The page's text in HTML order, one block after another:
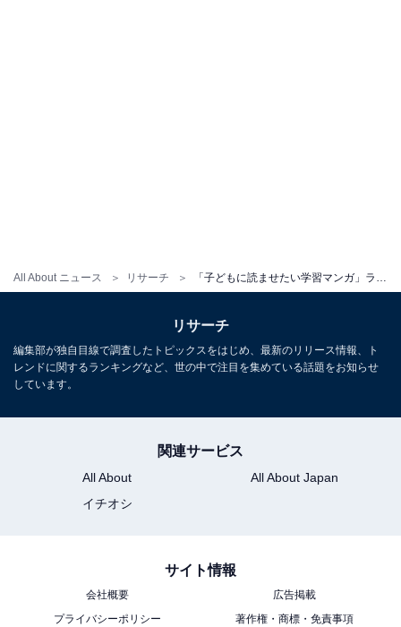
All About ニュース リサーチ
第1位：『角川まんが学習シリーズ（日本史・世界
史）』
リサーチ
編集部が独自目線で調査したトピックスをはじめ、最新のリリース情報、ト
レンドに関するランキングなど、世の中で注目を集めている話題をお知らせ
しています。
関連サービス
All About
All About Japan
イチオシ
サイト情報
会社概要
広告掲載
プライバシーポリシー
著作権・商標・免責事項